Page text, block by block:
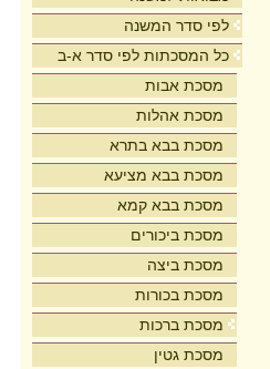
לפי סדר המשנה
כל המסכתות לפי סדר א-ב
מסכת אבות
מסכת אהלות
מסכת בבא בתרא
מסכת בבא מציעא
מסכת בבא קמא
מסכת ביכורים
מסכת ביצה
מסכת בכורות
מסכת ברכות
מסכת גטין